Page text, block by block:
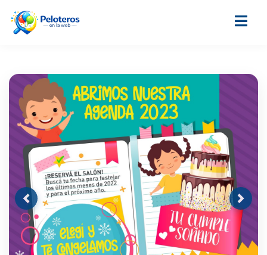
Previous Next